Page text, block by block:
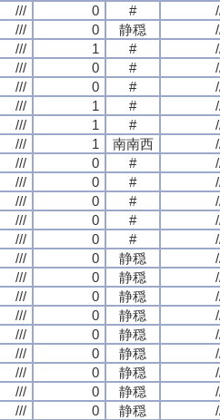
/// 0 #
/// 0 静穏
/// 1 #
/// 0 #
/// 0 #
/// 1 #
/// 1 #
/// 1 南南西
/// 0 #
/// 0 #
/// 0 #
/// 0 #
/// 0 #
/// 0 静穏
/// 0 静穏
/// 0 静穏
/// 0 静穏
/// 0 静穏
/// 0 静穏
/// 0 静穏
/// 0 静穏
/// 0 静穏